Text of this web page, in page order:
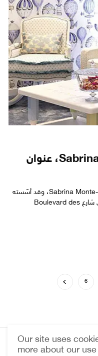
Sabrina Monte-Carlo Kids، عنوان
يقع استوديو التصميم الشهير Sabrina Monte-Carlo، وقد أسّسته
Sabrina Monteleone-Oeino، في شارع Boulevard des
6
Our site uses
more about our